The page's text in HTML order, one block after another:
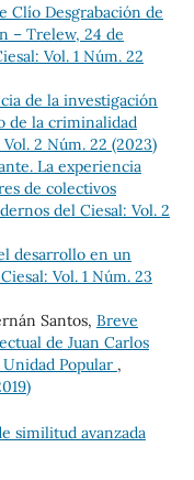
Clío Desgrabación de
– Trelew, 24 de
Vol. 1 Núm. 22
de la investigación
de la criminalidad
2 Núm. 22 (2023)
La experiencia
de colectivos
del Ciesal: Vol. 2
desarrollo en un
Vol. 1 Núm. 23
Santos, Breve
de Juan Carlos
Popular ,
similitud avanzada